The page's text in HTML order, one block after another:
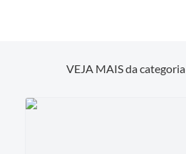
VEJA MAIS da categoria